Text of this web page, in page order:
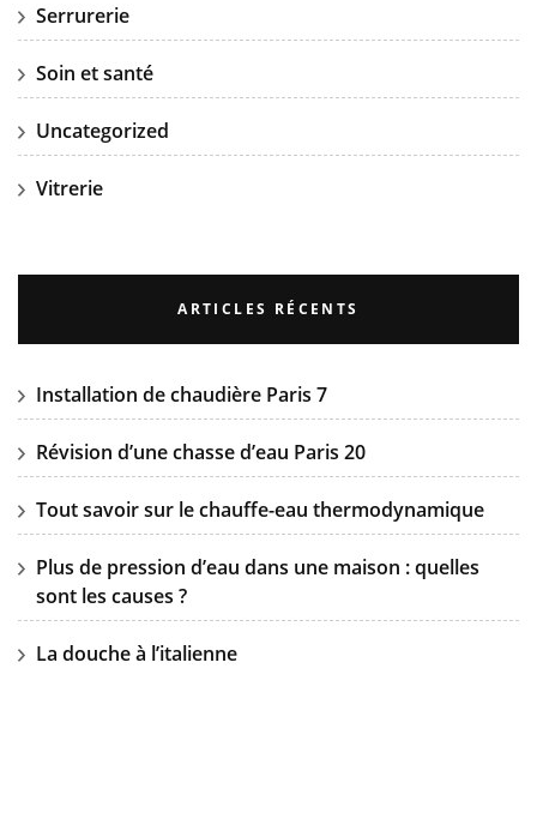
Serrurerie
Soin et santé
Uncategorized
Vitrerie
ARTICLES RÉCENTS
Installation de chaudière Paris 7
Révision d’une chasse d’eau Paris 20
Tout savoir sur le chauffe-eau thermodynamique
Plus de pression d’eau dans une maison : quelles
sont les causes ?
La douche à l’italienne